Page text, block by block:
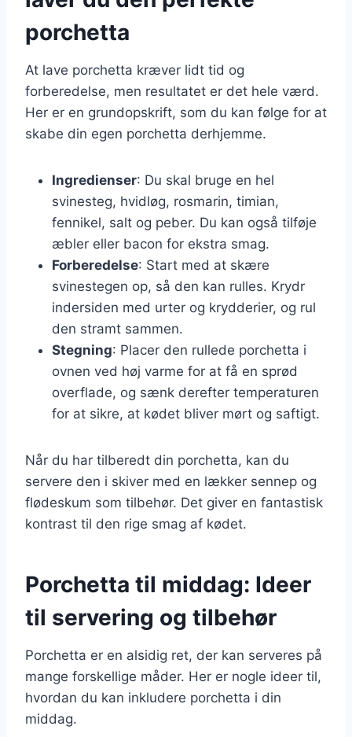
porchetta
At lave porchetta kræver lidt tid og
forberedelse, men resultatet er det hele værd.
Her er en grundopskrift, som du kan følge for at
skabe din egen porchetta derhjemme.
Ingredienser: Du skal bruge en hel
svinesteg, hvidløg, rosmarin, timian,
fennikel, salt og peber. Du kan også tilføje
æbler eller bacon for ekstra smag.
Forberedelse: Start med at skære
svinestegen op, så den kan rulles. Krydr
indersiden med urter og krydderier, og rul
den stramt sammen.
Stegning: Placer den rullede porchetta i
ovnen ved høj varme for at få en sprød
overflade, og sænk derefter temperaturen
for at sikre, at kødet bliver mørt og saftigt.
Når du har tilberedt din porchetta, kan du
servere den i skiver med en lækker sennep og
flødeskum som tilbehør. Det giver en fantastisk
kontrast til den rige smag af kødet.
Porchetta til middag: Ideer
til servering og tilbehør
Porchetta er en alsidig ret, der kan serveres på
mange forskellige måder. Her er nogle ideer til,
hvordan du kan inkludere porchetta i din
middag.